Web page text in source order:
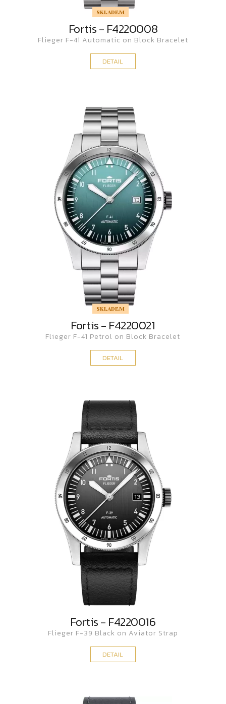
SKLADEM
Fortis - F4220008
Flieger F-41 Automatic on Block Bracelet
DETAIL
SKLADEM
Fortis - F4220021
Flieger F-41 Petrol on Block Bracelet
DETAIL
Fortis - F4220016
Flieger F-39 Black on Aviator Strap
DETAIL